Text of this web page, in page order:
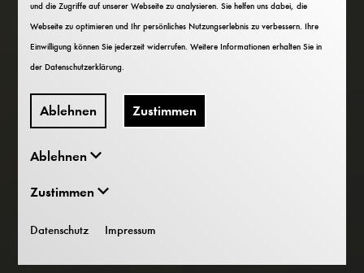
und die Zugriffe auf unserer Webseite zu analysieren. Sie helfen uns dabei, die
Webseite zu optimieren und Ihr persönliches Nutzungserlebnis zu verbessern. Ihre
Einwilligung können Sie jederzeit widerrufen. Weitere Informationen erhalten Sie in
derDatenschutzerklärung.
Ablehnen Zustimmen
Ablehnen
Zustimmen
Datenschutz Impressum